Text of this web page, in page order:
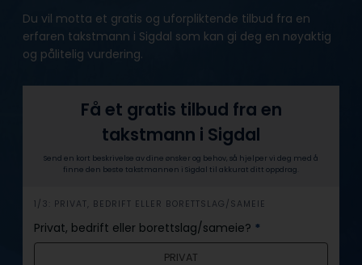
Du vil motta et gratis og uforpliktende tilbud fra en
erfaren takstmann i Sigdal som kan gi deg en nøyaktig
og pålitelig vurdering.
Få et gratis tilbud fra en
takstmann i Sigdal
Send en kort beskrivelse av dine ønsker og behov, så hjelper vi deg med å
finne den beste takstmannen i Sigdal til akkurat ditt oppdrag.
h
e
r
1/3: PRIVAT, BEDRIFT ELLER BORETTSLAG/SAMEIE
Privat, bedrift eller borettslag/sameie? *
PRIVAT